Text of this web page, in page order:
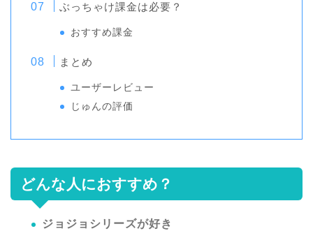
ぶっちゃけ課金は必要？
おすすめ課金
まとめ
ユーザーレビュー
じゅんの評価
どんな人におすすめ？
ジョジョシリーズが好き